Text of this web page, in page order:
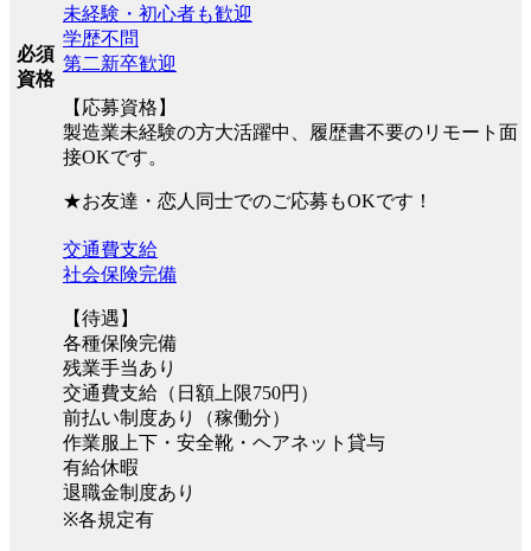
必須
資格
未経験・初心者も歓迎
学歴不問
第二新卒歓迎
【応募資格】
製造業未経験の方大活躍中、履歴書不要のリモート面
接OKです。
★お友達・恋人同士でのご応募もOKです！
交通費支給
社会保険完備
【待遇】
各種保険完備
残業手当あり
交通費支給（日額上限750円）
前払い制度あり（稼働分）
作業服上下・安全靴・ヘアネット貸与
有給休暇
退職金制度あり
※各規定有